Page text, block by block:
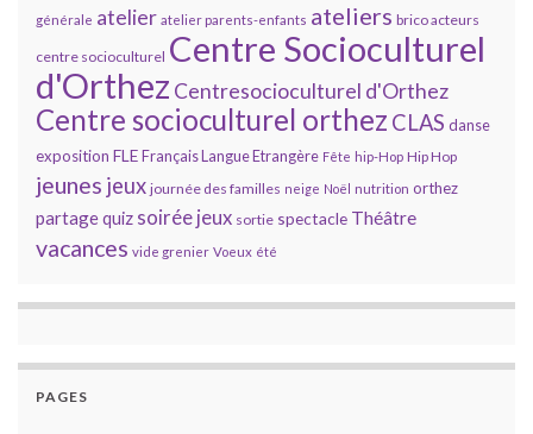
générale atelier atelier parents-enfants ateliers brico acteurs
centre socioculturel Centre Socioculturel
d'Orthez Centresocioculturel d'Orthez
Centre socioculturel orthez CLAS danse
exposition FLE Français Langue Etrangère Fête hip-Hop Hip Hop
jeunes jeux journée des familles neige Noël nutrition orthez
partagequiz soirée jeux sortie spectacle Théâtre
vacances vide grenier Voeux été
PAGES